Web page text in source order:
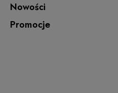
Nowości
Promocje